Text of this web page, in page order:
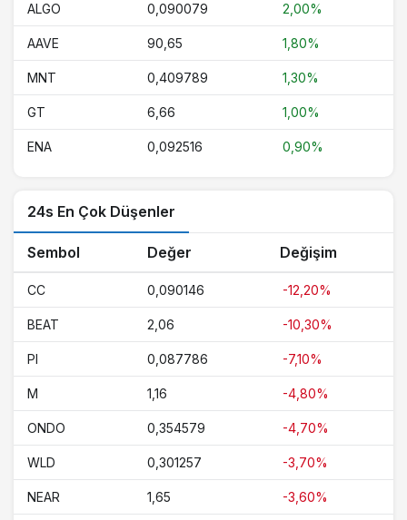
ALGO 0,090079 2,00%
AAVE 90,65 1,80%
MNT 0,409789 1,30%
GT 6,66 1,00%
ENA 0,092516 0,90%
24s En Çok Düşenler
Sembol Değer Değişim
CC 0,090146 -12,20%
BEAT 2,06 -10,30%
PI 0,087786 -7,10%
M 1,16 -4,80%
ONDO 0,354579 -4,70%
WLD 0,301257 -3,70%
NEAR 1,65 -3,60%